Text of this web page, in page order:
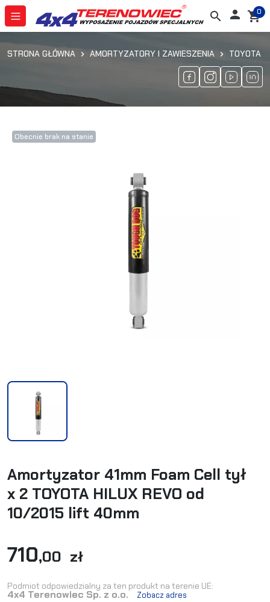
search  shopping_cart
0
STRONA GŁÓWNA AMORTYZATORY I ZAWIESZENIA TOYOTA
Obecnie brak na stanie
Amortyzator 41mm Foam Cell tył
x 2 TOYOTA HILUX REVO od
10/2015 lift 40mm
710,00 zł
Podmiot odpowiedzialny za ten produkt na terenie UE:
4x4 Terenowiec Sp. z o.o. Zobacz adres